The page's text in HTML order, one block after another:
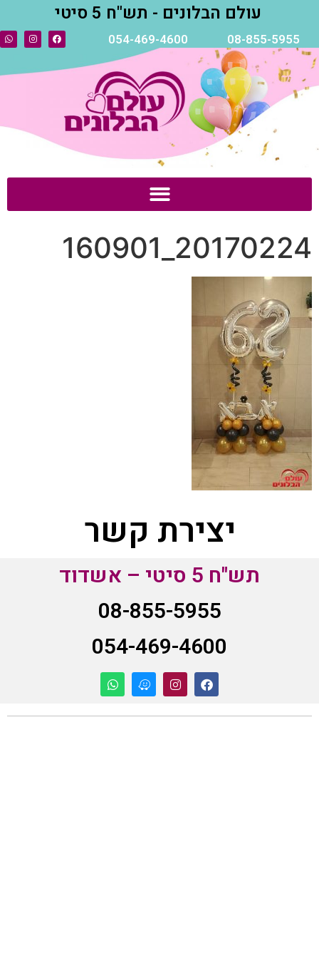
עולם הבלונים - תש"ח 5 סיטי
08-855-5955
054-469-4600
20170224_160901
יצירת קשר
תש"ח 5 סיטי – אשדוד
08-855-5955
054-469-4600